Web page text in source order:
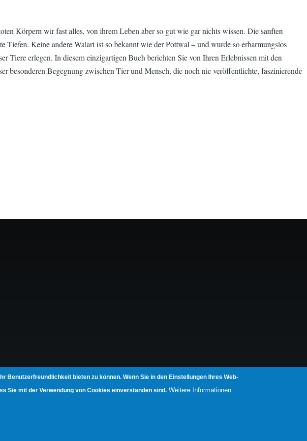
Körpern wir fast alles, von ihrem Leben aber so gut wie gar nichts wissen. Die sanften
Keine andere Walart ist so bekannt wie der Pottwal – und wurde so erbarmungslos
Tiere erlegen. In diesem einzigartigen Buch berichten Sie von Ihren Erlebnissen mit den
besonderen Begegnung zwischen Tier und Mensch, die noch nie veröffentlichte, faszinierende
bieten zu können. Wenn Sie in den Einstellungen Ihres Web-
Sie mit der Verwendung von Cookies einverstanden sind. Weitere Informationen